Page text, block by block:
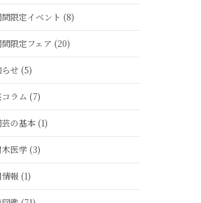
間限定イベント (8)
限定フェア (20)
せ (5)
コラム (7)
芸の基本 (1)
木医学 (3)
報 (1)